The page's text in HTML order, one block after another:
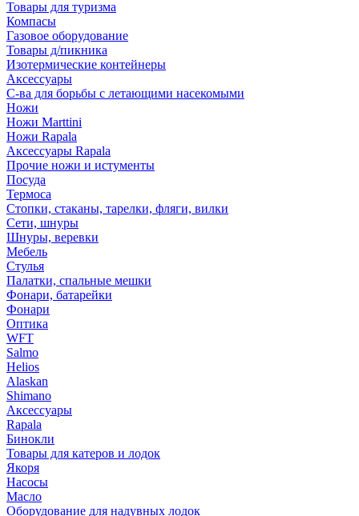
Товары для туризма
Компасы
Газовое оборудование
Товары д/пикника
Изотермические контейнеры
Аксессуары
С-ва для борьбы с летающими насекомыми
Ножи
Ножи Marttini
Ножи Rapala
Аксессуары Rapala
Прочие ножи и истументы
Посуда
Термоса
Стопки, стаканы, тарелки, фляги, вилки
Сети, шнуры
Шнуры, веревки
Мебель
Стулья
Палатки, спальные мешки
Фонари, батарейки
Фонари
Оптика
WFT
Salmo
Helios
Alaskan
Shimano
Аксессуары
Rapala
Бинокли
Товары для катеров и лодок
Якоря
Насосы
Масло
Оборудование для надувных лодок